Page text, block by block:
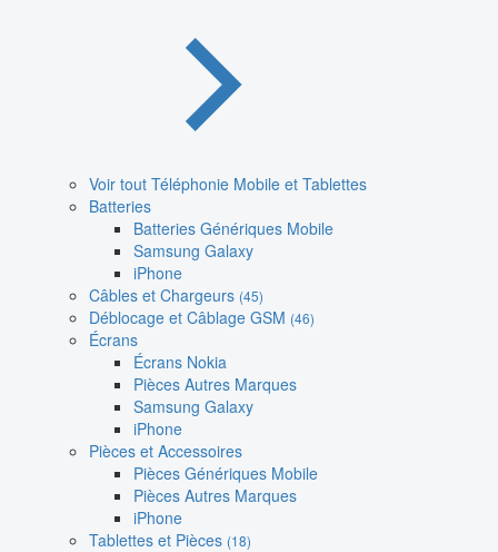
Voir tout Téléphonie Mobile et Tablettes
Batteries
Batteries Génériques Mobile
Samsung Galaxy
iPhone
Câbles et Chargeurs (45)
Déblocage et Câblage GSM (46)
Écrans
Écrans Nokia
Pièces Autres Marques
Samsung Galaxy
iPhone
Pièces et Accessoires
Pièces Génériques Mobile
Pièces Autres Marques
iPhone
Tablettes et Pièces (18)